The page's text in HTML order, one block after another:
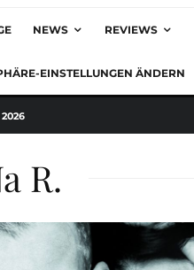
NEWS REVIEWS
EINSTELLUNGEN ÄNDERN
R.